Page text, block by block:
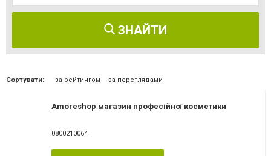
ЗНАЙТИ
Сортувати: за рейтингом за переглядами
Amoreshop магазин професійної косметики
0800210064